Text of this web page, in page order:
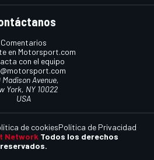
Comentarios
en Motorsport.com
con el equipo
Madison Avenue,
York, NY 10022
USA
Network Todos los derechos
reservados.
de cookiesPolítica de Privacidad